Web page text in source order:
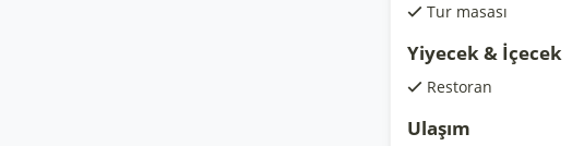
Tur masası
Yiyecek & İçecek
Restoran
Ulaşım